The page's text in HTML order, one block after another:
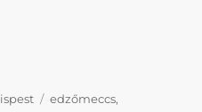
27”
Címke
edzőmeccs,